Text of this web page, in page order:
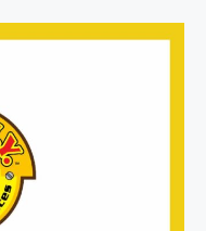
c
o
i
l
a